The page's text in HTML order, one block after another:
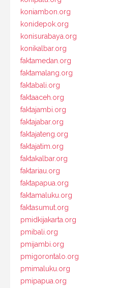
koniambon.org
konidepok.org
konisurabaya.org
konikalbar.org
faktamedan.org
faktamalang.org
faktabali.org
faktaaceh.org
faktajambi.org
faktajabar.org
faktajateng.org
faktajatim.org
faktakalbar.org
faktariau.org
faktapapua.org
faktamaluku.org
faktasumut.org
pmidkijakarta.org
pmibali.org
pmijambi.org
pmigorontalo.org
pmimaluku.org
pmipapua.org